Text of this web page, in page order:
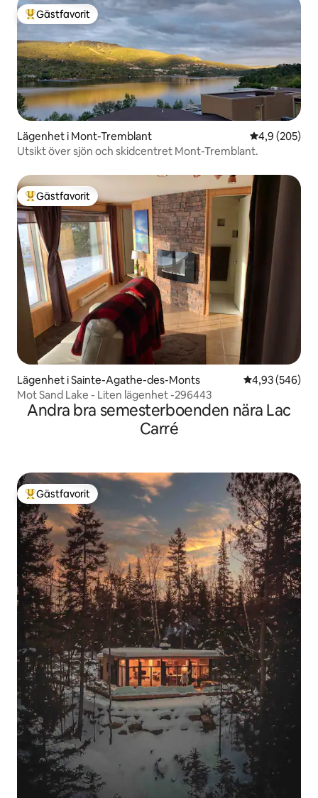
Populär gästfavorit
Gästfavorit
Lägenhet i Mont-Tremblant 4,9 av 5 i
4,9 (205)
Utsikt över sjön och skidcentret Mont-Tremblant.
Populär gästfavorit
Gästfavorit
Lägenhet i Sainte-Agathe-des-Monts 4,93 av 5 i
4,93 (546)
Mot Sand Lake - Liten lägenhet -296443
Andra bra semesterboenden nära Lac
Carré
Populär gästfavorit
Gästfavorit